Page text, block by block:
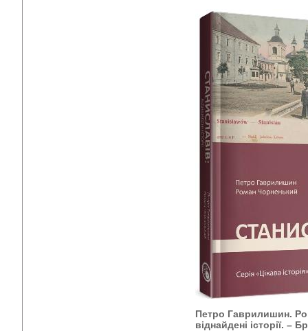
Петро Гаврилишин.
віднайдені історії. –